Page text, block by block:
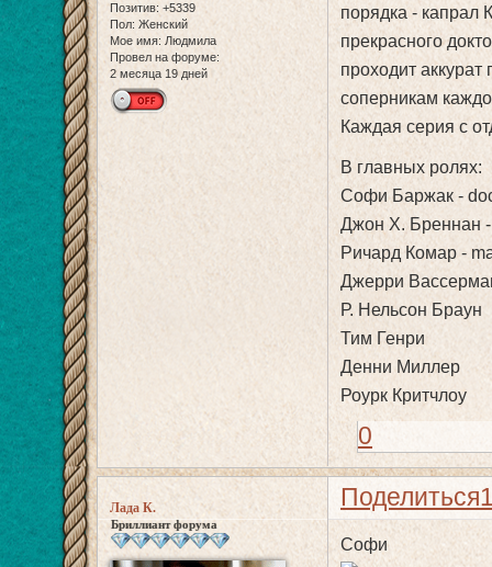
Позитив: +5339
Пол: Женский
Мое имя: Людмила
Провел на форуме:
2 месяца 19 дней
порядка - капрал
прекрасного
проходит аккурат
соперникам
Каждая серия с
В главных ролях:
Софи Баржак -
Джон Х. Бреннан
Ричард Комар -
Джерри
Р. Нельсон Браун
Тим Генри
Денни Миллер
Роурк Критчлоу
0
Поделиться
Лада К.
Бриллиант форума
Софи